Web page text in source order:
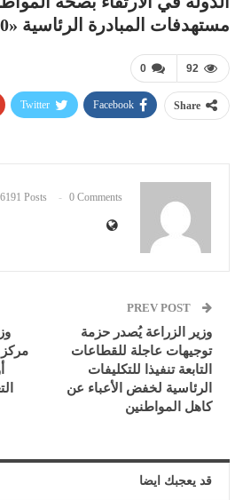
مستهدفات المبادرة الرئاسية «100 مليون صحة».
0 92
Share
Facebook
Twitter
6191 Posts 0 Comments
وزير الزراعة يُصدر حزمة
توجيهات عاجلة للقطاعات
التابعة تنفيذا للتكليفات
الرئاسية لخفض الأعباء عن
كاهل المواطنين
مركز
قد يعجبك ايضا